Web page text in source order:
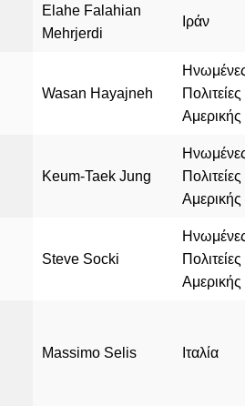
Elahe Falahian
Mehrjerdi
Ιράν
Wasan Hayajneh
Πολιτείες
Αμερικής
Keum-Taek Jung
Πολιτείες
Αμερικής
Steve Socki
Πολιτείες
Αμερικής
Massimo Selis Ιταλία